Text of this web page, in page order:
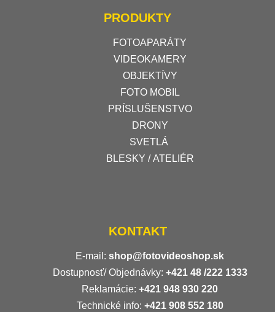
PRODUKTY
FOTOAPARÁTY
VIDEOKAMERY
OBJEKTÍVY
FOTO MOBIL
PRÍSLUŠENSTVO
DRONY
SVETLÁ
BLESKY / ATELIÉR
KONTAKT
E-mail: shop@fotovideoshop.sk
Dostupnosť/ Objednávky: +421 48 /222 1333
Reklamácie: +421 948 930 220
Technické info: +421 908 552 180